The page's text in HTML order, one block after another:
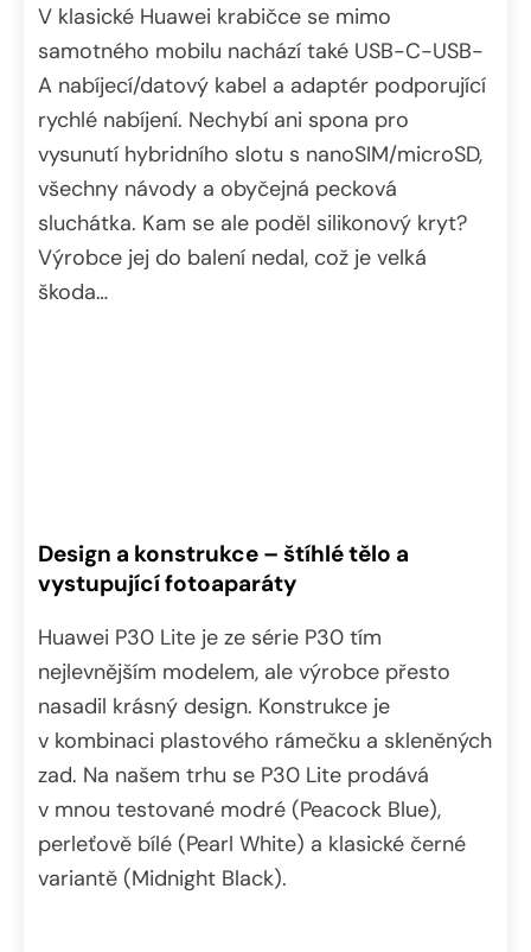
V klasické Huawei krabičce se mimo
samotného mobilu nachází také USB-C-USB-
A nabíjecí/datový kabel a adaptér podporující
rychlé nabíjení. Nechybí ani spona pro
vysunutí hybridního slotu s nanoSIM/microSD,
všechny návody a obyčejná pecková
sluchátka. Kam se ale poděl silikonový kryt?
Výrobce jej do balení nedal, což je velká
škoda…
Design a konstrukce – štíhlé tělo a
vystupující fotoaparáty
Huawei P30 Lite je ze série P30 tím
nejlevnějším modelem, ale výrobce přesto
nasadil krásný design. Konstrukce je
v kombinaci plastového rámečku a skleněných
zad. Na našem trhu se P30 Lite prodává
v mnou testované modré (Peacock Blue),
perleťově bílé (Pearl White) a klasické černé
variantě (Midnight Black).